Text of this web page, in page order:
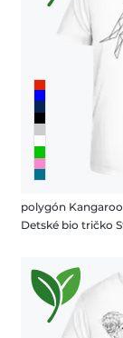
polygón Kangaroo